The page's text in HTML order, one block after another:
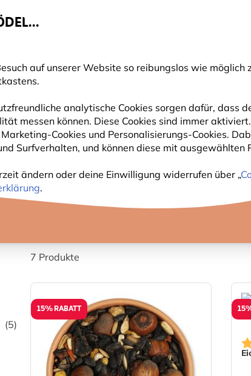
auf unserer Website so reibungslos wie möglich
analytische Cookies sorgen dafür, dass
messen können. Diese Cookies sind immer
Cookies und Personalisierungs-Cookies.
Surfverhalten, und können diese mit ausgewählten
ändern oder deine Einwilligung widerrufen über „
.
Suche
NISTKÄSTEN GARTENTIERE PFLANZEN
(5)
PRODUKTE FÜR
7 Produkte
15% RABATT